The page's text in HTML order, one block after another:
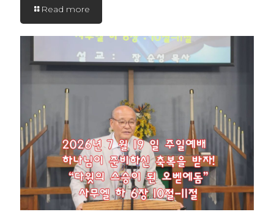
Read more